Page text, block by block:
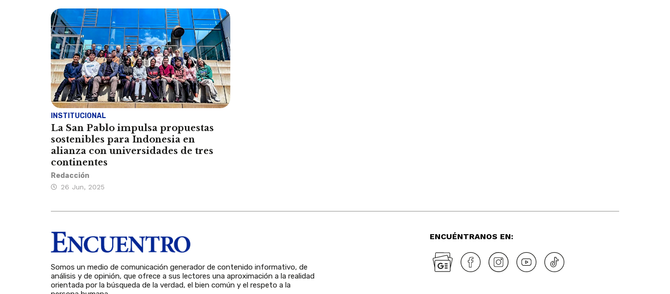
INSTITUCIONAL
La San Pablo impulsa propuestas
sostenibles para Indonesia en
alianza con universidades de tres
continentes
Redacción
26 Jun, 2025
Somos un medio de comunicación generador de contenido informativo, de
análisis y de opinión, que ofrece a sus lectores una aproximación a la realidad
orientada por la búsqueda de la verdad, el bien común y el respeto a la
ENCUÉNTRANOS EN: